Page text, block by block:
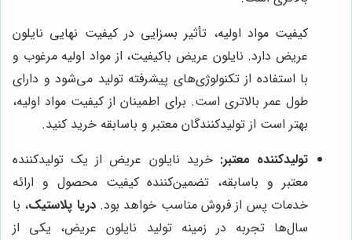
کیفیت مواد اولیه، تأثیر بسزایی در کیفیت نهایی نایلون
عریض دارد. نایلون عریض باکیفیت، از مواد اولیه مرغوب و
با استفاده از تکنولوژی‌های پیشرفته تولید می‌شود و دارای
طول عمر بالاتری است. برای اطمینان از کیفیت مواد اولیه،
بهتر است از تولیدکنندگان معتبر و باسابقه خرید کنید.
تولیدکننده معتبر: خرید نایلون عریض از یک تولیدکننده
معتبر و باسابقه، تضمین‌کننده کیفیت محصول و ارائه
خدمات پس از فروش مناسب خواهد بود.دریا پلاستیک، با
سال‌ها تجربه در زمینه تولید نایلون عریض، یکی از